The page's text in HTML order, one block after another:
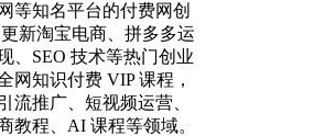
等知名平台的付费网创
新淘宝电商、拼多多运
、SEO 技术等热门创业
网知识付费 VIP 课程，
流推广、短视频运营、
教程、AI 课程等领域。